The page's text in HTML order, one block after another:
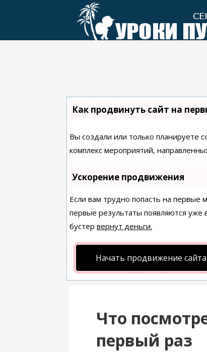
Как продвинуть сайт на
Вы создали или только планируете
комплекс мероприятий,
Ускорение продвижения
Если вам трудно попасть на первые
первые результаты появляются уже
бустер вернут деньги.
Начать продвижение сайта
Что
первый раз